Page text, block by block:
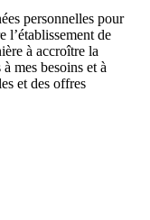
personnelles pour
l’établissement de
à accroître la
mes besoins et à
et des offres